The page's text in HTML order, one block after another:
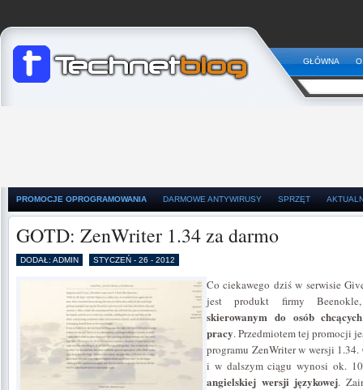
GŁÓWNA
PROMOCJE OPROGRAMOWANIA DARMOWE ANTYWIRUSY SPRZĘT
GOTD: ZenWriter 1.34 za darmo
DODAŁ: ADMIN STYCZEŃ - 26 - 2012
Co ciekawego dziś w serwisie
jest produkt firmy
skierowanym do osób
pracy. Przedmiotem tej promocji
programu ZenWriter w wersji
i w dalszym ciągu wynosi ok.
angielskiej wersji językowej.